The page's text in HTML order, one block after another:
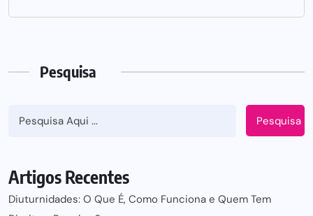
Pesquisa
Pesquisa
Artigos Recentes
Diuturnidades: O Que É, Como Funciona e Quem Tem